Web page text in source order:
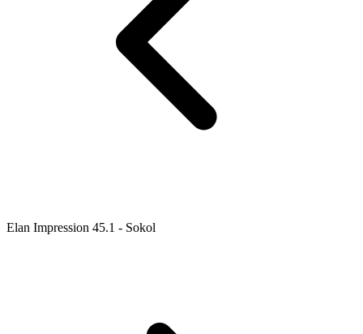
Elan Impression 45.1 - Sokol